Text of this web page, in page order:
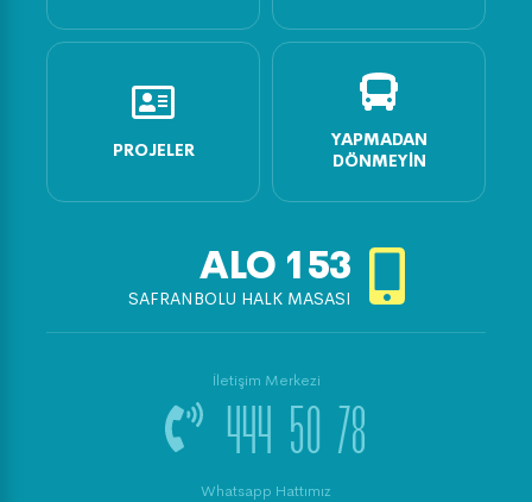
PROJELER
YAPMADAN
DÖNMEYIN
ALO 153
SAFRANBOLU HALK MASASI
İletişim Merkezi
444 50 78
Whatsapp Hattımız